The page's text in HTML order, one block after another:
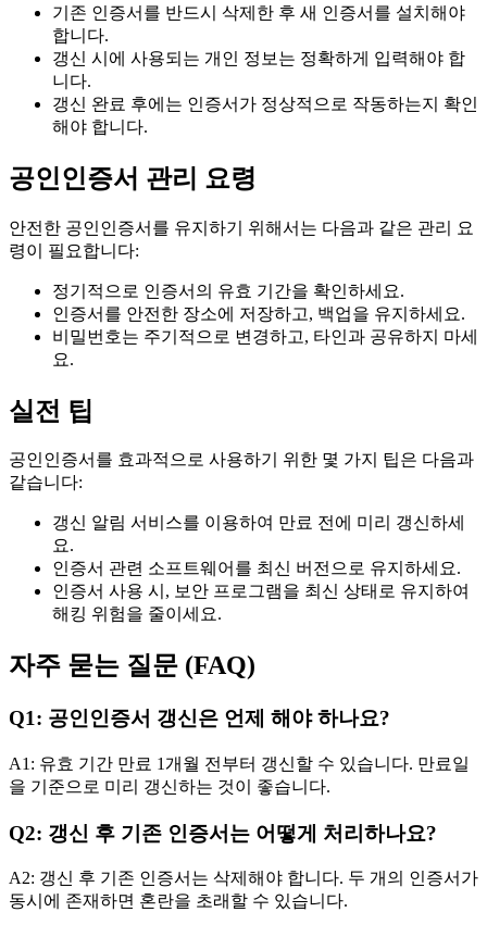
기존 인증서를 반드시 삭제한 후 새 인증서를 설치해야
합니다.
갱신 시에 사용되는 개인 정보는 정확하게 입력해야 합
니다.
갱신 완료 후에는 인증서가 정상적으로 작동하는지 확인
해야 합니다.
공인인증서 관리 요령
안전한 공인인증서를 유지하기 위해서는 다음과 같은 관리 요
령이 필요합니다:
정기적으로 인증서의 유효 기간을 확인하세요.
인증서를 안전한 장소에 저장하고, 백업을 유지하세요.
비밀번호는 주기적으로 변경하고, 타인과 공유하지 마세
요.
실전 팁
공인인증서를 효과적으로 사용하기 위한 몇 가지 팁은 다음과
같습니다:
갱신 알림 서비스를 이용하여 만료 전에 미리 갱신하세
요.
인증서 관련 소프트웨어를 최신 버전으로 유지하세요.
인증서 사용 시, 보안 프로그램을 최신 상태로 유지하여
해킹 위험을 줄이세요.
자주 묻는 질문 (FAQ)
Q1: 공인인증서 갱신은 언제 해야 하나요?
A1: 유효 기간 만료 1개월 전부터 갱신할 수 있습니다. 만료일
을 기준으로 미리 갱신하는 것이 좋습니다.
Q2: 갱신 후 기존 인증서는 어떻게 처리하나요?
A2: 갱신 후 기존 인증서는 삭제해야 합니다. 두 개의 인증서가
동시에 존재하면 혼란을 초래할 수 있습니다.